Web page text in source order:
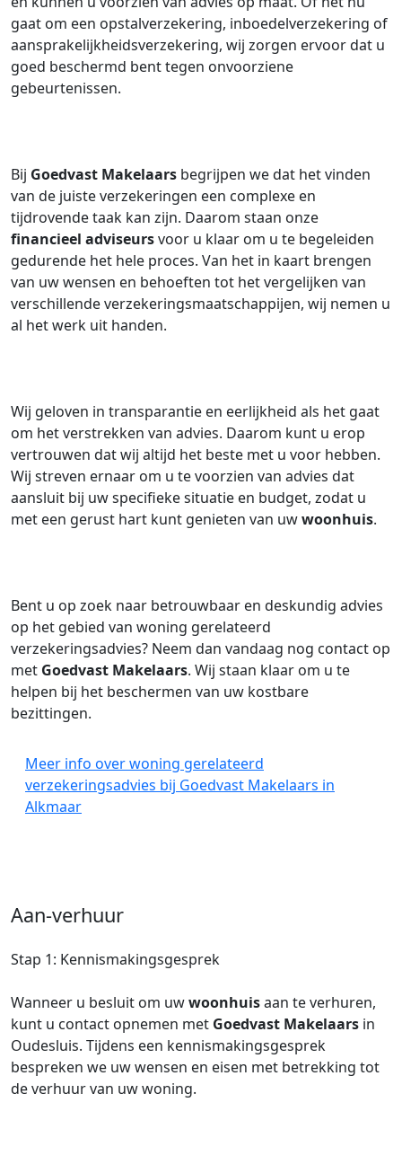
gaat om een opstalverzekering, inboedelverzekering of
aansprakelijkheidsverzekering, wij zorgen ervoor dat u
goed beschermd bent tegen onvoorziene
gebeurtenissen.
Bij Goedvast Makelaars begrijpen we dat het vinden
van de juiste verzekeringen een complexe en
tijdrovende taak kan zijn. Daarom staan onze
financieel adviseursvoor u klaar om u te begeleiden
gedurende het hele proces. Van het in kaart brengen
van uw wensen en behoeften tot het vergelijken van
verschillende verzekeringsmaatschappijen, wij nemen u
al het werk uit handen.
Wij geloven in transparantie en eerlijkheid als het gaat
om het verstrekken van advies. Daarom kunt u erop
vertrouwen dat wij altijd het beste met u voor hebben.
Wij streven ernaar om u te voorzien van advies dat
aansluit bij uw specifieke situatie en budget, zodat u
met een gerust hart kunt genieten van uwwoonhuis.
Bent u op zoek naar betrouwbaar en deskundig advies
op het gebied van woning gerelateerd
verzekeringsadvies? Neem dan vandaag nog contact op
met Goedvast Makelaars. Wij staan klaar om u te
helpen bij het beschermen van uw kostbare
bezittingen.
Meer info over woning gerelateerd
verzekeringsadvies bij Goedvast Makelaars in
Alkmaar
Aan-verhuur
Stap 1: Kennismakingsgesprek
Wanneer u besluit om uwwoonhuisaan te verhuren,
kunt u contact opnemen met Goedvast Makelaars in
Oudesluis. Tijdens een kennismakingsgesprek
bespreken we uw wensen en eisen met betrekking tot
de verhuur van uw woning.